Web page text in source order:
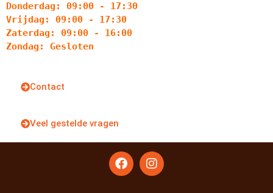
Donderdag: 09:00 - 17:30
Vrijdag: 09:00 - 17:30
Zaterdag: 09:00 - 16:00
Zondag: Gesloten
Contact
Veel gestelde vragen